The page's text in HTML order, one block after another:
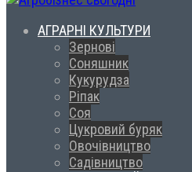
АГРАРНІ КУЛЬТУРИ
Зернові
Соняшник
Кукурудза
Ріпак
Соя
Цукровий буряк
Овочівництво
Садівництво